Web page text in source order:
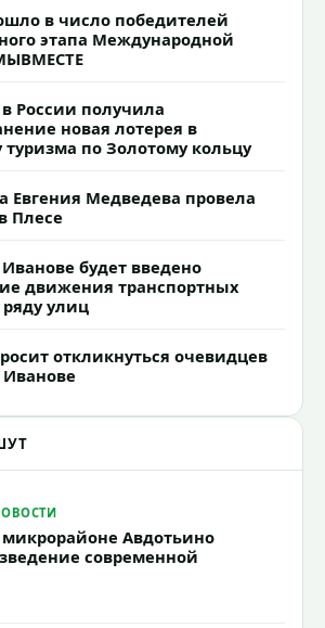
в число победителей
этапа Международной
в России получила
новая лотерея в
по Золотому кольцу
Евгения Медведева провела
Плесе
Иванове будет введено
движения транспортных
ряду улиц
откликнуться очевидцев
Авдотьино
современной